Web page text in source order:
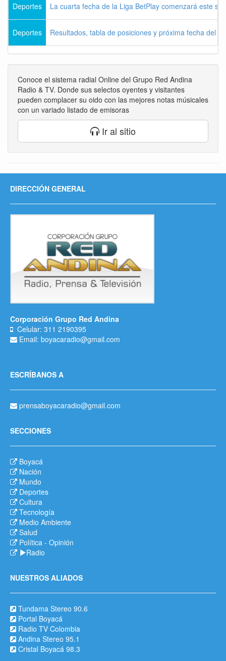
Deportes La cuarta fecha de la Liga BetPlay comenzará este
Deportes Resultados, tabla de posiciones y próxima fecha del
Conoce el sistema radial Online del Grupo Red Andina
Radio & TV. Donde sus selectos oyentes y visitantes
pueden complacer su oido con las mejores notas músicales
con un variado listado de emisoras
Ir al sitio
DIRECCIÓN GENERAL
Corporación Grupo Red Andina
Celular: 311 2190395
Email: boyacaradio@gmail.com
ESCRÍBANOS A
prensaboyacaradio@gmail.com
SECCIONES
Boyacá
Nación
Mundo
Deportes
Cultura
Tecnología
Medio Ambiente
Salud
Política - Opinión
Radio
NUESTROS ALIADOS
Tundama Stereo 90.6
Portal Boyacá
Radio TV Colombia
Andina Stereo 95.1
Cristal Boyacá 98.3